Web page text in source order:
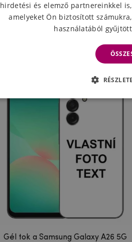
Gél tok Samsung Galaxy A16 4G/5G
készülékhez egyedi motívummal
1-2 nap
Gél tok a Samsung Galaxy A26 5G
hirdetési és elemző partnereinkkel
amelyeket Ön biztosított
használatából